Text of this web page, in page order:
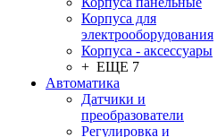
Корпуса для
электрооборудования
Корпуса - аксессуары
+ ЕЩЕ 7
Автоматика
Датчики и
преобразователи
Регулировка и